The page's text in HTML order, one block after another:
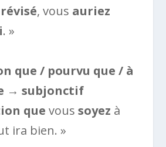
, vous auriez
. »
que / pourvu que / à
→subjonctif
que voussoyez à
ira bien. »